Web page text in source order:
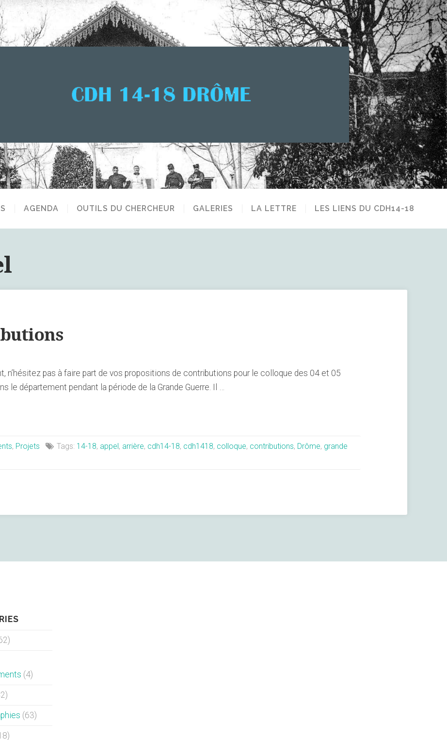
AGENDA OUTILS DU CHERCHEUR GALERIES LA LETTRE LES LIENS DU CDH14-18
n’hésitez pas à faire part de vos propositions de contributions pour le colloque des 04 et 05
le département pendant la période de la Grande Guerre. Il …
, Projets Tags: 14-18, appel, arrière, cdh14-18, cdh1418, colloque, contributions, Drôme, grande
(4)
(63)